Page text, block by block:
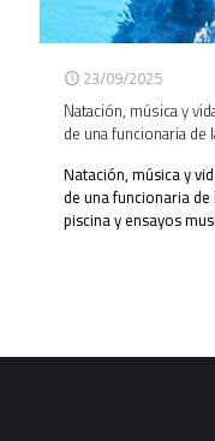
23/09/2025
Natación, música y
de una funcionaria de
Natación, música y
de una funcionaria
piscina y ensayos